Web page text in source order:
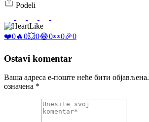
Podeli
Like
❤️0🔥0💥0😂0👀0🎉0
Ostavi komentar
Ваша адреса е-поште неће бити објављена.
означена *